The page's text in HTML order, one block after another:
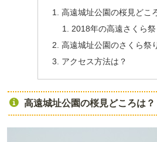
高遠城址公園の桜見どこ
2018年の高遠さくら
高遠城址公園のさくら祭
アクセス方法は？
高遠城址公園の桜見どころは？